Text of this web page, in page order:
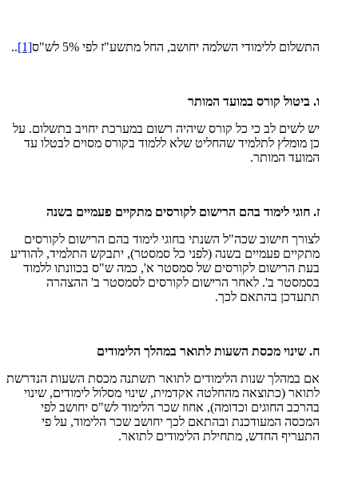
התשלום ללימודי השלמה יחושב, החל מתשע"ז לפי 5% לש"ס [1]
..
ו. ביטול קורס במועד המותר
יש לשים לב כי כל קורס שיהיה רשום במערכת יחויב בתשלום. על
כן מומלץ לתלמיד שהחליט שלא ללמוד בקורס מסוים לבטלו עד
המועד המותר.
ז. חוגי לימוד בהם הרישום לקורסים מתקיים פעמיים בשנה
לצורך חישוב שכה"ל השנתי בחוגי לימוד בהם הרישום לקורסים
מתקיים פעמיים בשנה (לפני כל סמסטר), יתבקש התלמיד, להודיע
בעת הרישום לקורסים של סמסטר א', כמה ש"ס בכוונתו ללמוד
בסמסטר ב'. לאחר הרישום לקורסים לסמסטר ב' ההצהרה
תתעדכן בהתאם לכך.
ח. שינוי מכסת השעות לתואר במהלך הלימודים
אם במהלך שנות הלימודים לתואר תשתנה מכסת השעות הנדרשת
לתואר (כתוצאה מהחלטה אקדמית, שינוי מסלול לימודים, שינוי
בהרכב החוגים וכדומה), אחוז שכר הלימוד לש"ס יחושב לפי
המכסה המעודכנת ובהתאם לכך יחושב שכר הלימוד, על פי
התעריף החדש, מתחילת הלימודים לתואר.